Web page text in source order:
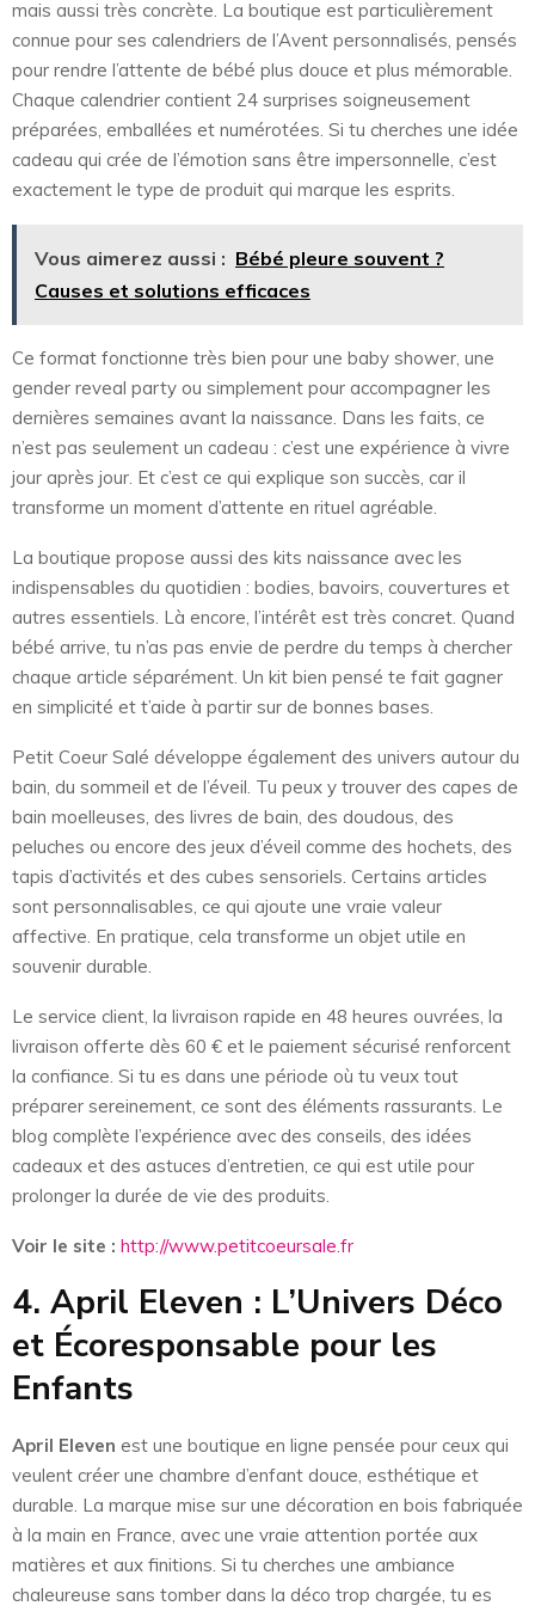
mais aussi très concrète. La boutique est particulièrement
connue pour ses calendriers de l’Avent personnalisés, pensés
pour rendre l’attente de bébé plus douce et plus mémorable.
Chaque calendrier contient 24 surprises soigneusement
préparées, emballées et numérotées. Si tu cherches une idée
cadeau qui crée de l’émotion sans être impersonnelle, c’est
exactement le type de produit qui marque les esprits.
Vous aimerez aussi : Bébé pleure souvent ?
Causes et solutions efficaces
Ce format fonctionne très bien pour une baby shower, une
gender reveal party ou simplement pour accompagner les
dernières semaines avant la naissance. Dans les faits, ce
n’est pas seulement un cadeau : c’est une expérience à vivre
jour après jour. Et c’est ce qui explique son succès, car il
transforme un moment d’attente en rituel agréable.
La boutique propose aussi des kits naissance avec les
indispensables du quotidien : bodies, bavoirs, couvertures et
autres essentiels. Là encore, l’intérêt est très concret. Quand
bébé arrive, tu n’as pas envie de perdre du temps à chercher
chaque article séparément. Un kit bien pensé te fait gagner
en simplicité et t’aide à partir sur de bonnes bases.
Petit Coeur Salé développe également des univers autour du
bain, du sommeil et de l’éveil. Tu peux y trouver des capes de
bain moelleuses, des livres de bain, des doudous, des
peluches ou encore des jeux d’éveil comme des hochets, des
tapis d’activités et des cubes sensoriels. Certains articles
sont personnalisables, ce qui ajoute une vraie valeur
affective. En pratique, cela transforme un objet utile en
souvenir durable.
Le service client, la livraison rapide en 48 heures ouvrées, la
livraison offerte dès 60 € et le paiement sécurisé renforcent
la confiance. Si tu es dans une période où tu veux tout
préparer sereinement, ce sont des éléments rassurants. Le
blog complète l’expérience avec des conseils, des idées
cadeaux et des astuces d’entretien, ce qui est utile pour
prolonger la durée de vie des produits.
Voir le site : http://www.petitcoeursale.fr
4. April Eleven : L’Univers Déco
et Écoresponsable pour les
Enfants
April Eleven est une boutique en ligne pensée pour ceux qui
veulent créer une chambre d’enfant douce, esthétique et
durable. La marque mise sur une décoration en bois fabriquée
à la main en France, avec une vraie attention portée aux
matières et aux finitions. Si tu cherches une ambiance
chaleureuse sans tomber dans la déco trop chargée, tu es